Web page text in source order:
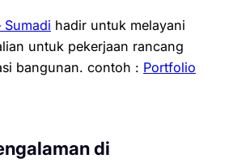
Sumadi hadir untuk melayani
untuk pekerjaan rancang
bangunan. contoh : Portfolio
di